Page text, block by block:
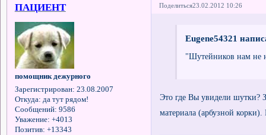
Поделиться23.02.2012 10:26
ПАЦИЕНТ
помощник дежурного
Зарегистрирован: 23.08.2007
Откуда: да тут рядом!
Сообщений: 9586
Уважение: +4013
Позитив: +13343
Eugene54321
"Шутейников нам не
Это где Вы увидели шутки?
материала (арбузной